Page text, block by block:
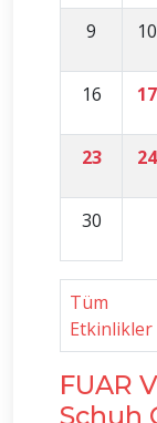
9 10
16 17
23 24
30
Tüm
Etkinlikler
FUAR
Schuh